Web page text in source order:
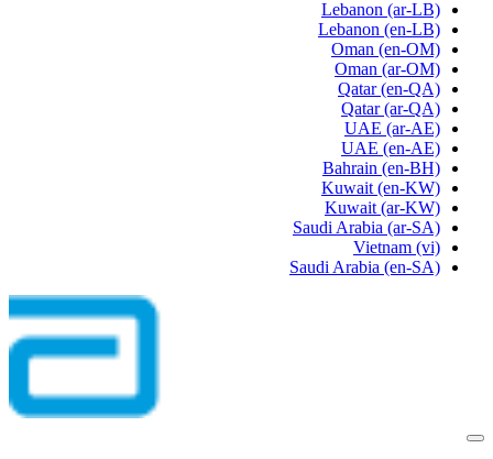
Lebanon (ar-LB)
Lebanon (en-LB)
Oman (en-OM)
Oman (ar-OM)
Qatar (en-QA)
Qatar (ar-QA)
UAE (ar-AE)
UAE (en-AE)
Bahrain (en-BH)
Kuwait (en-KW)
Kuwait (ar-KW)
Saudi Arabia (ar-SA)
Vietnam (vi)
Saudi Arabia (en-SA)